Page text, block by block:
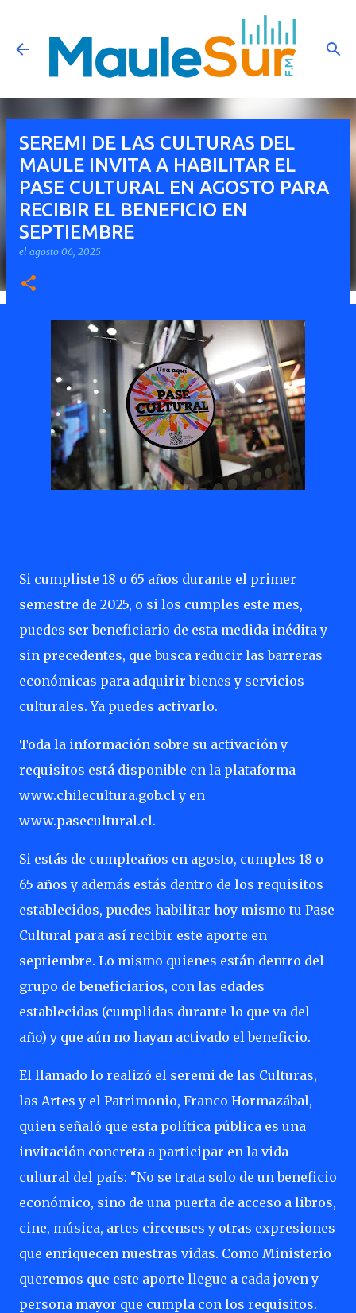
Ir al contenido principal
SEREMI DE LAS CULTURAS DEL
MAULE INVITA A HABILITAR EL
PASE CULTURAL EN AGOSTO PARA
RECIBIR EL BENEFICIO EN
SEPTIEMBRE
el agosto 06, 2025
Si cumpliste 18 o 65 años durante el primer
semestre de 2025, o si los cumples este mes,
puedes ser beneficiario de esta medida inédita y
sin precedentes, que busca reducir las barreras
económicas para adquirir bienes y servicios
culturales. Ya puedes activarlo.
Toda la información sobre su activación y
requisitos está disponible en la plataforma
www.chilecultura.gob.cl y en
www.pasecultural.cl.
Si estás de cumpleaños en agosto, cumples 18 o
65 años y además estás dentro de los requisitos
establecidos, puedes habilitar hoy mismo tu Pase
Cultural para así recibir este aporte en
septiembre. Lo mismo quienes están dentro del
grupo de beneficiarios, con las edades
establecidas (cumplidas durante lo que va del
año) y que aún no hayan activado el beneficio.
El llamado lo realizó el seremi de las Culturas,
las Artes y el Patrimonio, Franco Hormazábal,
quien señaló que esta política pública es una
invitación concreta a participar en la vida
cultural del país: “No se trata solo de un beneficio
económico, sino de una puerta de acceso a libros,
cine, música, artes circenses y otras expresiones
que enriquecen nuestras vidas. Como Ministerio
queremos que este aporte llegue a cada joven y
persona mayor que cumpla con los requisitos.